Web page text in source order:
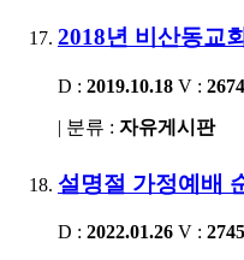
2018년 비산동교
D : 2019.10.18 V : 2674
| 분류 : 자유게시판
설명절 가정예배
D : 2022.01.26 V : 2745